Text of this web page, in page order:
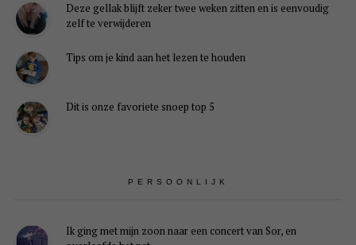
Deze gellak blijft zeker twee weken zitten en is eenvoudig
zelf te verwijderen
Tips om je kind aan het lezen te houden
Dit is onze favoriete snoep top 5
PERSOONLIJK
Ik ging met mijn zoon naar een concert van Sor, en